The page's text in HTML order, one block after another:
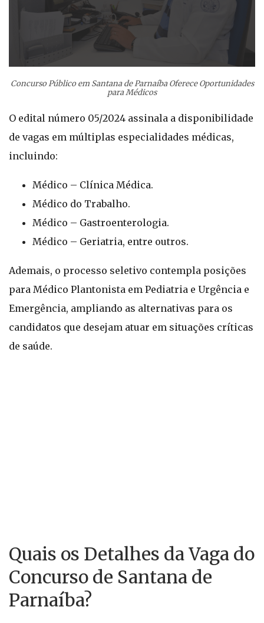
Concurso Público em Santana de Parnaíba Oferece Oportunidades
para Médicos
O edital número 05/2024 assinala a disponibilidade
de vagas em múltiplas especialidades médicas,
incluindo:
Médico – Clínica Médica.
Médico do Trabalho.
Médico – Gastroenterologia.
Médico – Geriatria, entre outros.
Ademais, o processo seletivo contempla posições
para Médico Plantonista em Pediatria e Urgência e
Emergência, ampliando as alternativas para os
candidatos que desejam atuar em situações críticas
de saúde.
Quais os Detalhes da Vaga do
Concurso de Santana de
Parnaíba?